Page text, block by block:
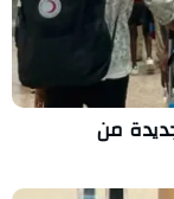
من